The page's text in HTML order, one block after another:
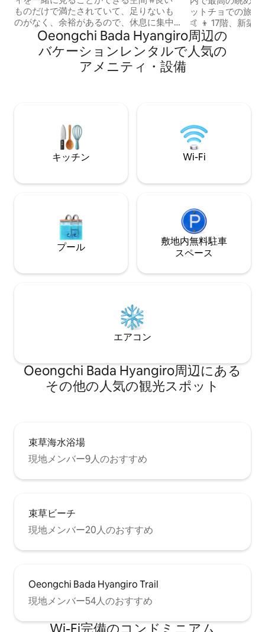
ものだけで満たされていて、足りないも
のがなく、余裕があるので、休息に集中
できる空間 #宝石のように輝くソクチョ
の夜景を眺めることができる空間 清海が
追求する空間です。 両面テラスから吹き
抜ける気持ちの良い海風を感じながら、
バスターミナルまで徒歩10分 #注意事項 -
チェックイン午後4時/チェックアウト午
後12時 - リネン類は高温滅菌洗濯 -セルフ
ーチアイテム -テレビ（Netflix、YouTube
電子レンジ、電気ポット、コーヒーマシ
ン（カプセル付き）、トースター、ビ
デ、ドライヤー、ヘアアイロン、シャン
プー＆コンディショナー＆ボディウォッ
ットチョでの旅行
🤙 👦 17階、新築フルオプションのオーシ
ャンビューの客室 *無料Wi-Fi、無料
Netflixを💪提供 👩 市外バスターミナル、
高速バスターミナ
駐車場を無料でご
👩‍🦱 建物1階にコ
ー、ビールハウスな
所： スロップチ
道路名：江原県
を含む） ・簡単な調理と外食の食事が可
能です。ただし、
リル、魚、シーフー
ットの入室不可 ㅇ 予約時に追加情報をお
知らせし◡ます
Oeongchi Bada Hyangiro⁠周⁠辺⁠の
バ⁠ケ⁠ー⁠シ⁠ョ⁠ン⁠レ⁠ン⁠タ⁠ル⁠で人⁠気⁠の
ア⁠メ⁠ニ⁠テ⁠ィ⁠・⁠設⁠備
キッチン Wi-Fi
プール
敷地内無料駐⁠車
ス⁠ペ⁠ー⁠ス
エアコン
Oeongchi Bada Hyangiro⁠周⁠辺⁠に⁠あ⁠る
そ⁠の⁠他⁠の人⁠気⁠の観⁠光⁠ス⁠ポ⁠ッ⁠ト
束草海水浴場
現地メンバー9人のおすすめ
束草ビーチ
現地メンバー20人のおすすめ
Oeongchi Bada Hyangiro Trail
現地メンバー54人のおすすめ